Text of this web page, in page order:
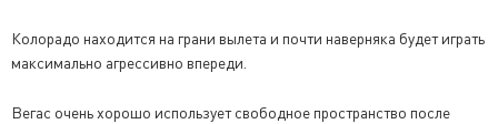
Колорадо находится на грани вылета и почти наверняка будет играть
максимально агрессивно впереди.
Вегас очень хорошо использует свободное пространство после